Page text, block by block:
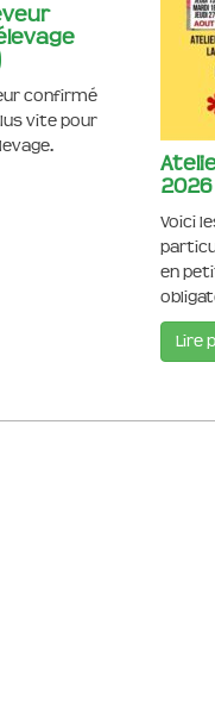
confirmé
vite pour
2026
Voici
en
Lire